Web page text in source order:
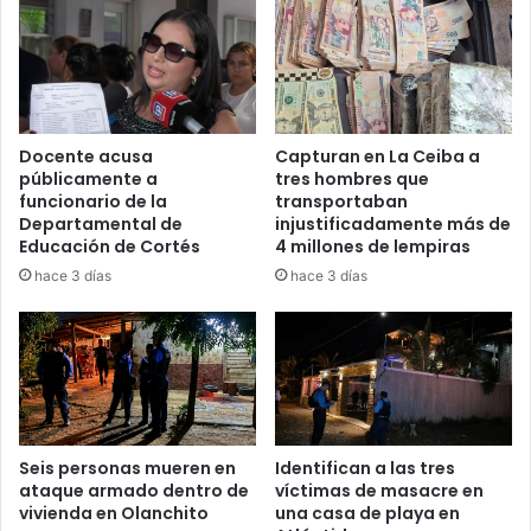
Docente acusa
públicamente a
funcionario de la
Departamental de
Educación de Cortés
hace 3 días
Capturan en La Ceiba a
tres hombres que
transportaban
injustificadamente más de
4 millones de lempiras
hace 3 días
Seis personas mueren en
ataque armado dentro de
vivienda en Olanchito
Identifican a las tres
víctimas de masacre en
una casa de playa en